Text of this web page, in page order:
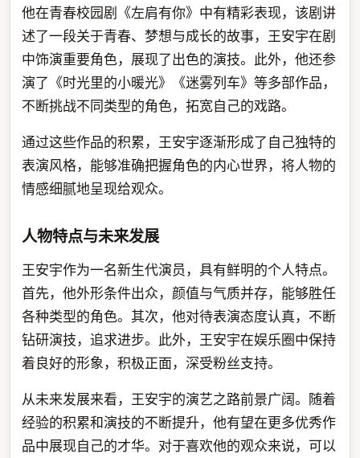
他在青春校园剧《左肩有你》中有精彩表现，该剧讲
述了一段关于青春、梦想与成长的故事，王安宇在剧
中饰演重要角色，展现了出色的演技。此外，他还参
演了《时光里的小暖光》《迷雾列车》等多部作品，
不断挑战不同类型的角色，拓宽自己的戏路。
通过这些作品的积累，王安宇逐渐形成了自己独特的
表演风格，能够准确把握角色的内心世界，将人物的
情感细腻地呈现给观众。
人物特点与未来发展
王安宇作为一名新生代演员，具有鲜明的个人特点。
首先，他外形条件出众，颜值与气质并存，能够胜任
各种类型的角色。其次，他对待表演态度认真，不断
钻研演技，追求进步。此外，王安宇在娱乐圈中保持
着良好的形象，积极正面，深受粉丝支持。
从未来发展来看，王安宇的演艺之路前景广阔。随着
经验的积累和演技的不断提升，他有望在更多优秀作
品中展现自己的才华。对于喜欢他的观众来说，可以